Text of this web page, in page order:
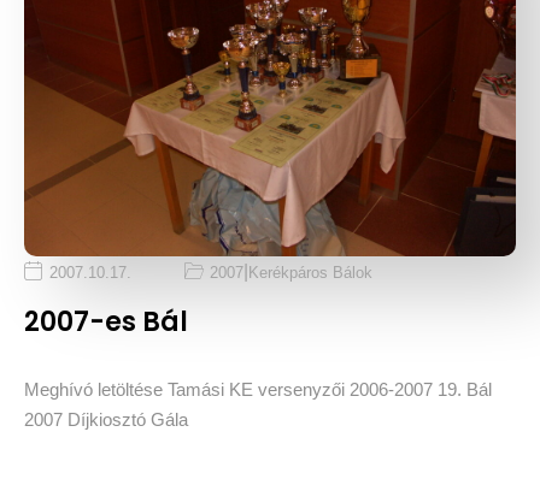
2007.10.17. 2007 Kerékpáros Bálok
2007-es Bál
Meghívó letöltése Tamási KE versenyzői 2006-2007 19. Bál
2007 Díjkiosztó Gála